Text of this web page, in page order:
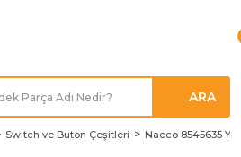
ARA
Switch ve Buton Çeşitleri Nacco 8545635